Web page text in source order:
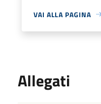
VAI ALLA PAGINA
Allegati